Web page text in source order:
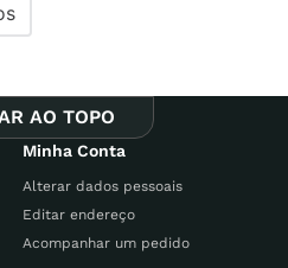
1 a 5 estrelas
AO TOPO
Minha Conta
Alterar dados pessoais
Editar endereço
Acompanhar um pedido